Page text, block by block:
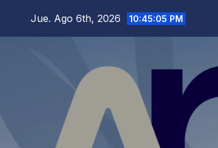
Jue. Ago 6th, 2026 10:45:06 PM